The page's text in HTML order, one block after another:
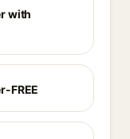
with
FREE